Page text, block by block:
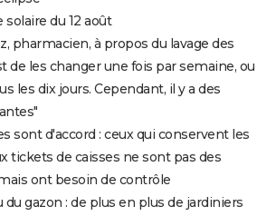
solaire du 12 août
pharmacien, à propos du lavage des
de les changer une fois par semaine, ou
les dix jours. Cependant, il y a des
sont d'accord : ceux qui conservent les
tickets de caisses ne sont pas des
ont besoin de contrôle
du gazon : de plus en plus de jardiniers